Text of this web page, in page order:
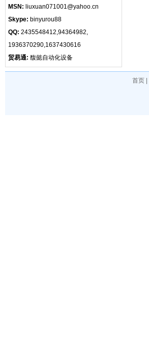
MSN: liuxuan071001@yahoo.cn
Skype: binyurou88
QQ: 2435548412,94364982,
1936370290,1637430616
贸易通: 馥懿自动化设备
首页